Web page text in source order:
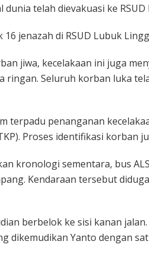
dunia telah dievakuasi ke
16 jenazah di RSUD Lubuk
jiwa, kecelakaan ini juga
ringan. Seluruh korban luka
terpadu penanganan
Proses identifikasi korban
kronologi sementara, bus
Kendaraan tersebut
berbelok ke sisi kanan
dikemudikan Yanto dengan